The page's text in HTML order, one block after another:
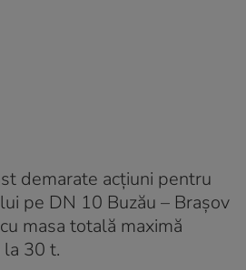
demarate acţiuni pentru
pe DN 10 Buzău – Braşov
masa totală maximă
la 30 t.